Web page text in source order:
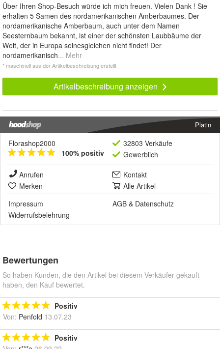
Über Ihren Shop-Besuch würde ich mich freuen. Vielen Dank ! Sie
erhalten 5 Samen des nordamerikanischen Amberbaumes. Der
nordamerikanische Amberbaum, auch unter dem Namen
Seesternbaum bekannt, ist einer der schönsten Laubbäume der
Welt, der in Europa seinesgleichen nicht findet! Der
nordamerikanisch... Mehr
* maschinell aus der Artikelbeschreibung erstellt
Artikelbeschreibung anzeigen
Platin
Florashop2000
100% positiv
32803 Verkäufe
Gewerblich
Anrufen
Kontakt
Merken
Alle Artikel
Impressum
AGB & Datenschutz
Widerrufsbelehrung
Bewertungen
So haben Kunden, die den Artikel bei diesem Verkäufer gekauft
haben, den Kauf bewertet.
Positiv
Von: Penfold 13.07.23
Positiv